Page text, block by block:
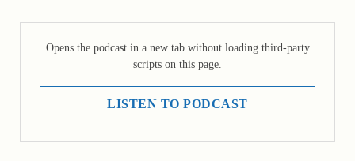
Opens the podcast in a new tab without loading third-party
scripts on this page.
LISTEN TO PODCAST